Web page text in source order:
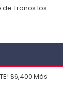
Tronos los
$6,400 Más